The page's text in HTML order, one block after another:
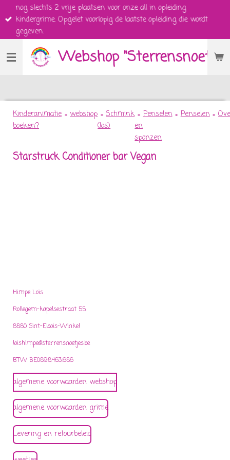
direct
naar
hoofdinhoud
Webshop
nog slechts 2 vrije plaatsen voor onze all in opleiding
kindergrime. Opgelet voorlopig de laatste opleiding die wordt
gegeven.
Kinderanimatie
boeken?
» webshop » Schmink
(los)
» Penselen
en
sponzen
» Penselen »
Starstruck Conditioner bar Vegan
Himpe Lois
Rollegem-kapelsestraat 55
8880 Sint-Eloois-Winkel
loishimpe@sterrensnoetjes.be
BTW BE0898.463.686
algemene voorwaarden webshop
algemene voorwaarden grime
Levering en retourbeleid